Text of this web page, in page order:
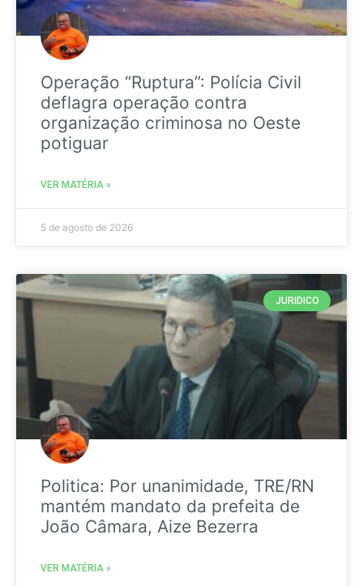
Operação “Ruptura”: Polícia Civil
deflagra operação contra
organização criminosa no Oeste
potiguar
VER MATÉRIA »
5 de agosto de 2026
JURIDICO
Politica: Por unanimidade, TRE/RN
mantém mandato da prefeita de
João Câmara, Aize Bezerra
VER MATÉRIA »